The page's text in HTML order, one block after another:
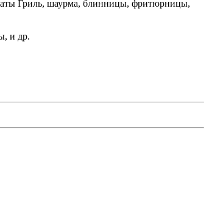
Гриль, шаурма, блинницы, фритюрницы,
и др.